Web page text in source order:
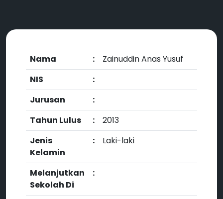
Nama :
Zainuddin Anas Yusuf
NIS
:
Jurusan
:
Tahun Lulus
:
2013
Jenis
Kelamin
: Laki-laki
Melanjutkan
Sekolah Di
: